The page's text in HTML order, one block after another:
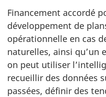
Financement accordé
développement de
opérationnelle en cas
naturelles, ainsi qu’un
on peut utiliser
recueillir des données
passées, définir des